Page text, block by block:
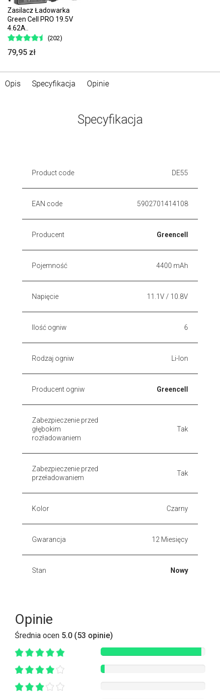
Zasilacz Ładowarka
Green Cell PRO 19.5V
4.62A..
(202)
79,95 zł
Opis Specyfikacja Opinie
Specyfikacja
Product code DE55
EAN code 5902701414108
Producent Greencell
Pojemność 4400 mAh
Napięcie 11.1V / 10.8V
Ilość ogniw 6
Rodzaj ogniw Li-Ion
Producent ogniw Greencell
Zabezpieczenie przed
głębokim
rozładowaniem
Tak
Zabezpieczenie przed
przeładowaniem
Tak
Kolor Czarny
Gwarancja 12 Miesięcy
Stan Nowy
Opinie
Średnia ocen 5.0 (53 opinie)